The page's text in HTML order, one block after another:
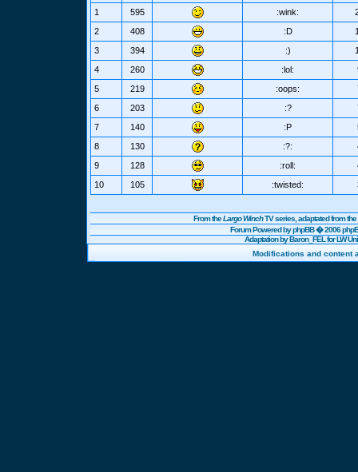
1 595 :wink:
2
408 :D
3
394 :)
4
260 :lol:
5
219 :oops:
6
203 :?
7
140 :P
8
130 :?:
9
128 :roll:
10
105 :twisted:
From theLargo WinchTV series, adaptated from
Forum Powered byphpBB� 2006
Adaptation by Baron_FEL for LW
Modifications and content